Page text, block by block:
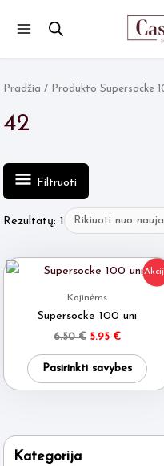
Kategorija
Pradžia / Produkto Supersocke
42
Filtruoti
Rezultatų: 1
Kojinėms
Supersocke 100 uni
6.50€ Original
6.50 €.
5.95 €Current
5.95 €.
Pasirinkti savybes